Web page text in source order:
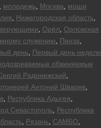
молодежь Москва
мощи
Нижегородская область
верующими Орёл
Орловская
служению Пенза
день Первый день недели
обвиняемые
Радонежский
Антоний Шварев
Республика Адыгея
Севастополь Республика
Рязань САМБО